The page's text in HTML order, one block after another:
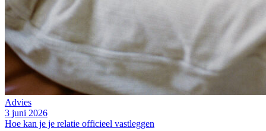
Advies
3 juni 2026
Hoe kan je je relatie officieel vastleggen